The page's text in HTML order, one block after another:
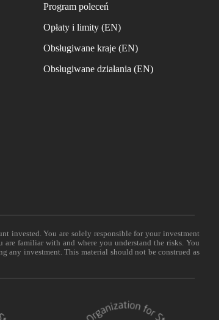
Program poleceń
Opłaty i limity (EN)
Obsługiwane kraje (EN)
Obsługiwane działania (EN)
invested. You are solely responsible for your investment
familiar with and where you understand the risks. You
any investment. This material should not be construed as